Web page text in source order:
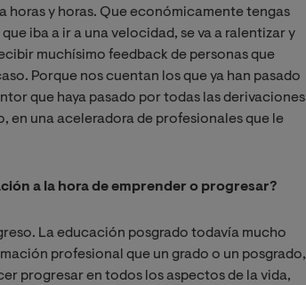
horas y horas. Que económicamente tengas
iba a ir a una velocidad, se va a ralentizar y
muchísimo feedback de personas que
Porque nos cuentan los que ya han pasado
que haya pasado por todas las derivaciones
en una aceleradora de profesionales que le
a la hora de emprender o progresar?
La educación posgrado todavía mucho
profesional que un grado o un posgrado,
progresar en todos los aspectos de la vida,